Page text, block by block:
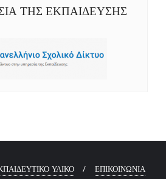
ΤΗΣ ΕΚΠΑΙΔΕΥΣΗΣ
ΥΛΙΚΟ
ΕΠΙΚΟΙΝΩΝΙΑ